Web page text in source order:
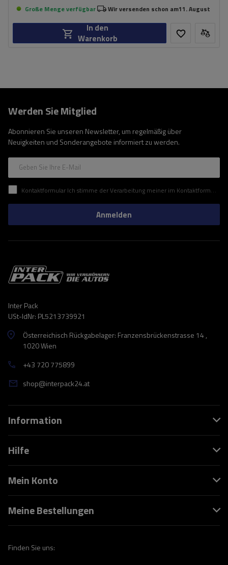
Große Menge verfügbar Wir versenden schon am11. August
In den
Warenkorb
Werden Sie Mitglied
Abonnieren Sie unseren Newsletter, um regelmäßig über
Neuigkeiten und Sonderangebote informiert zu werden.
Geben Sie Ihre E-Mail
Kontaktformular Ich stimme der Verarbeitung meiner im Kontaktformular enthaltenen personenbezogenen Daten gemäß der Verordnung (EU) des Europäischen Parlaments und des Rates zu.
Anmelden
Inter Pack
USt-IdNr: PL5213739921
Österreichisch Rückgabelager: Franzensbrückenstrasse 14 ,
1020 Wien
+43 720 775899
shop@interpack24.at
Information
Hilfe
Mein Konto
Meine Bestellungen
Finden Sie uns: